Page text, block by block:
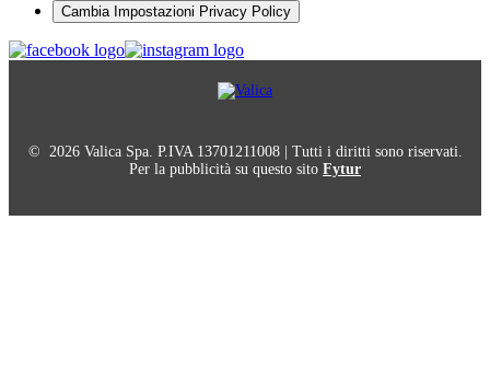
Cambia Impostazioni Privacy Policy
© 2026 Valica Spa. P.IVA 13701211008 | Tutti i diritti sono riservati.
Per la pubblicità su questo sito Fytur